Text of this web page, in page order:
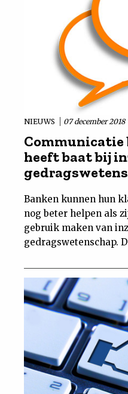
NIEUWS 07 december 2018
Communicatie
heeft baat bij
Banken kunnen hun
nog beter helpen als
gebruik maken van
gedragswetenschap.